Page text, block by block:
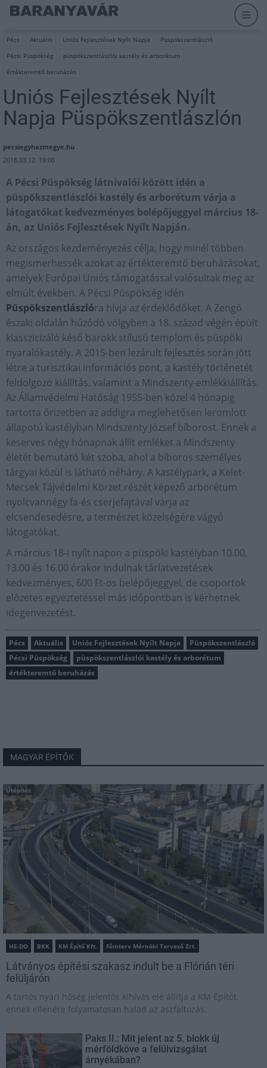
Pécs Aktuális Uniós Fejlesztések Nyílt Napja
Püspökszentlászló
Pécsi Püspökség
püspökszentlászlói kastély és arborétum
értékteremtő beruházás
Uniós Fejlesztések Nyílt
Napja Püspökszentlászlón
pecsiegyhazmegye.hu
2018.03.12. 19:00
A Pécsi Püspökség látnivalói között idén a
püspökszentlászlói kastély és arborétum várja a
látogatókat kedvezményes belépőjeggyel március 18-
án, az Uniós Fejlesztések Nyílt Napján.
Az országos kezdeményezés célja, hogy minél többen
megismerhessék azokat az értékteremtő beruházásokat,
amelyek Európai Uniós támogatással valósultak meg az
elmúlt években. A Pécsi Püspökség idén
Püspökszentlászlóra hívja az érdeklődőket. A Zengő
északi oldalán húzódó völgyben a 18. század végén épült
klasszicizáló késő barokk stílusú templom és püspöki
nyaralókastély. A 2015-ben lezárult fejlesztés során jött
létre a turisztikai információs pont, a kastély történetét
feldolgozó kiállítás, valamint a Mindszenty-emlékkiállítás.
Az Államvédelmi Hatóság 1955-ben közel 4 hónapig
tartotta őrizetben az addigra meglehetősen leromlott
állapotú kastélyban Mindszenty József bíborost. Ennek a
keserves négy hónapnak állít emléket a Mindszenty
életét bemutató két szoba, ahol a bíboros személyes
tárgyai közül is látható néhány. A kastélypark, a Kelet-
Mecsek Tájvédelmi Körzet részét képező arborétum
nyolcvannégy fa-és cserjefajtával várja az
elcsendesedésre, a természet közelségére vágyó
látogatókat.
A március 18-i nyílt napon a püspöki kastélyban 10.00,
13.00 és 16.00 órakor indulnak tárlatvezetések
kedvezményes, 600 Ft-os belépőjeggyel, de csoportok
előzetes egyeztetéssel más időpontban is kérhetnek
idegenvezetést.
Pécs Aktuális Uniós Fejlesztések Nyílt Napja
Püspökszentlászló
Pécsi Püspökség
püspökszentlászlói kastély és arborétum
értékteremtő beruházás
MAGYAR ÉPÍTŐK
Útépítés
HE-DO BKK KM Építő Kft. Főmterv Mérnöki Tervező Zrt.
Látványos építési szakasz indult be a Flórián téri
felüljárón
A tartós nyári hőség jelentős kihívás elé állítja a KM Építőt,
ennek ellenére folyamatosan halad az aszfaltozás.
Paks II.: Mit jelent az 5. blokk új
mérföldköve a felülvizsgálat
árnyékában?